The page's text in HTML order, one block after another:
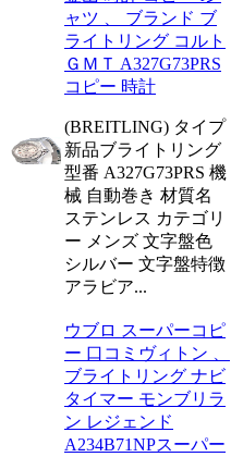
ャツ 、 ブランド ブ
ライトリング コルト
ＧＭＴ A327G73PRS
コピー 時計
(BREITLING) タイプ
新品ブライトリング
型番 A327G73PRS 機
械 自動巻き 材質名
ステンレス カテゴリ
ー メンズ 文字盤色
シルバー 文字盤特徴
アラビア...
ウブロ スーパーコピ
ー 口コミヴィトン 、
ブライトリング ナビ
タイマー モンブリラ
ン レジェンド
A234B71NPスーパー